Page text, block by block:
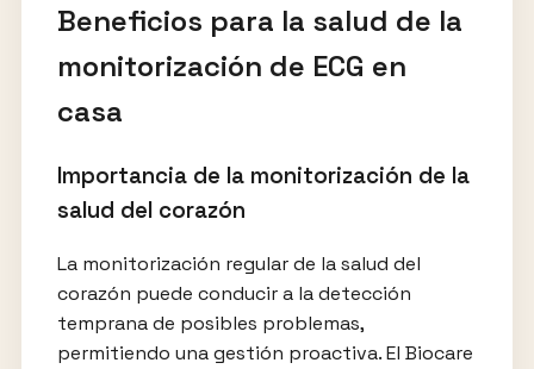
Beneficios para la salud de la
monitorización de ECG en
casa
Importancia de la monitorización de la
salud del corazón
La monitorización regular de la salud del
corazón puede conducir a la detección
temprana de posibles problemas,
permitiendo una gestión proactiva. El Biocare